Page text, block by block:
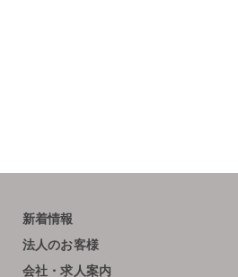
新着情報
法人のお客様
会社・求人案内